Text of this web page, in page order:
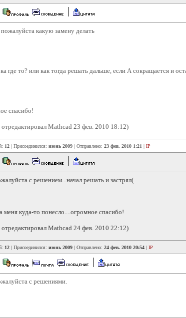
какую замену делать
где то? или как тогда решать дальше, если А сокращается и
спасибо!
Mathcad 23 фев. 2010 18:12)
12 | Присоединился: июнь 2009 | Отправлено: 23 фев. 2010 1:21 | IP
с решением...начал решать и застрял(
меня куда-то понесло....огромное спасибо!
Mathcad 24 фев. 2010 22:12)
12 | Присоединился: июнь 2009 | Отправлено: 24 фев. 2010 20:54 | IP
с решениями.